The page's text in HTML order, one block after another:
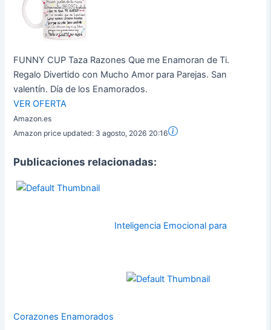
FUNNY CUP Taza Razones Que me Enamoran de Ti.
Regalo Divertido con Mucho Amor para Parejas. San
valentín. Día de los Enamorados.
VER OFERTA
Amazon.es
Amazon price updated: 3 agosto, 2026 20:16
Publicaciones relacionadas:
Inteligencia Emocional para
Corazones Enamorados